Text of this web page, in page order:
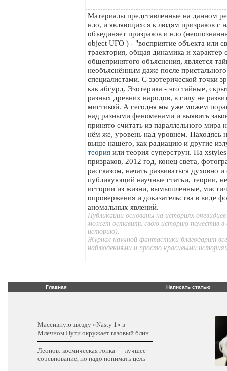
Материалы представленные на данном
нло, и являющихся к людям призраков с
объединяет призраков и нло
object UFO ) - "восприятие объекта или
траектория, общая динамика и характер
общепринятого объяснения, является
необъяснённым даже после
специалистами. С эзотерической точки
как абсурд. Эзотерика - это тайные,
разных древних народов, в силу не
мистикой. А сегодня мы уже можем
над разными феноменами и выявить
принято считать из параллельного мира
нём же, уровень над уровнем. Находясь
выше нашего, как радиацию и другие
теория или теория суперструн. На
призраков, 2012 год, конец света,
рассказом, начать развиваться духовно
публикующий научные статьи, теории,
истории из жизни, вымышленные,
опровержения и доказательства в виде
аномальных явлений.
Публикации основаны на историях
может оставить свою историю поместив в
историю).
Журнал научной фантастики благодарит
наблюдениями и просто красивыми
Главная Написать статью
Массивную звезду «Nasty 1» в
Млечном Пути окружает газовый блин
Леонов: космическая гонка — лучшее
соревнование, но надо понимать цель